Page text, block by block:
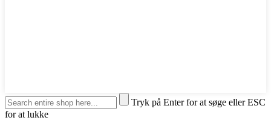
Tryk på Enter for at søge eller ESC
for at lukke